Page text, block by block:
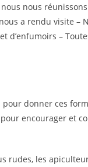
nous
a rendu visite
d’enfumoirs –
pour donner ces
encourager et
rudes, les